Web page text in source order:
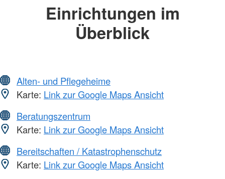
Einrichtungen im
Überblick
Alten- und Pflegeheime
Karte: Link zur Google Maps Ansicht
Beratungszentrum
Karte: Link zur Google Maps Ansicht
Bereitschaften / Katastrophenschutz
Karte: Link zur Google Maps Ansicht